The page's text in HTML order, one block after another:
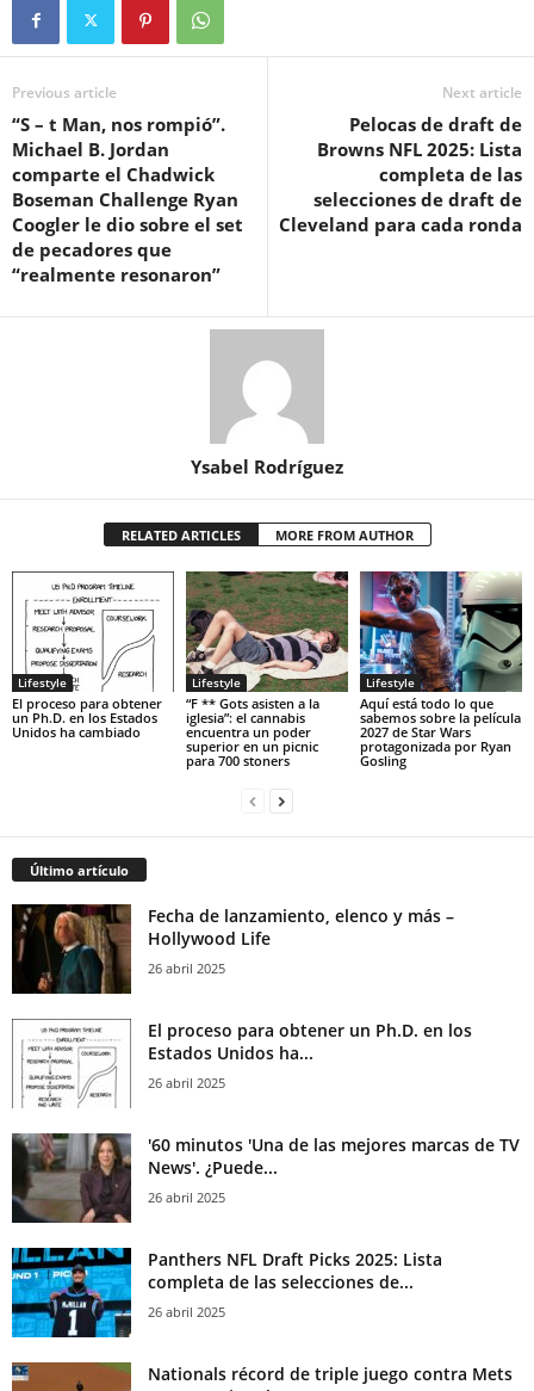
Previous article
“S – t Man, nos rompió”.
Michael B. Jordan
comparte el Chadwick
Boseman Challenge Ryan
Coogler le dio sobre el set
de pecadores que
“realmente resonaron”
Next article
Pelocas de draft de
Browns NFL 2025: Lista
completa de las
selecciones de draft de
Cleveland para cada ronda
Ysabel Rodríguez
RELATED ARTICLES MORE FROM AUTHOR
Lifestyle
El proceso para obtener
un Ph.D. en los Estados
Unidos ha cambiado
Lifestyle
“F ** Gots asisten a la
iglesia”: el cannabis
encuentra un poder
superior en un picnic
para 700 stoners
Lifestyle
Aquí está todo lo que
sabemos sobre la película
2027 de Star Wars
protagonizada por Ryan
Gosling
Último artículo
Fecha de lanzamiento, elenco y más –
Hollywood Life
26 abril 2025
El proceso para obtener un Ph.D. en los
Estados Unidos ha...
26 abril 2025
'60 minutos 'Una de las mejores marcas de TV
News'. ¿Puede...
26 abril 2025
Panthers NFL Draft Picks 2025: Lista
completa de las selecciones de...
26 abril 2025
Nationals récord de triple juego contra Mets